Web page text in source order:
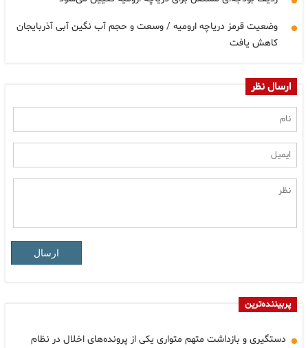
وضعیت قرمز دریاچه ارومیه / وسعت و حجم آب نگین آبی آذربایجان
کاهش یافت
ارسال نظر
ارسال
پربیننده‌ترین
دستگیری و بازداشت متهم متواری یکی از پرونده‌های اخلال در نظام